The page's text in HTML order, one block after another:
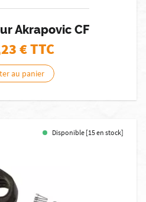
Akrapovic CF
€ TTC
au panier
Disponible [15 en stock]